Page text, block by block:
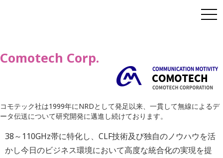
Comotech Corp.
コモテック社は1999年にNRDとして発足以来、一貫して無線によるデ
ータ伝送について研究開発に邁進し続けております。
38～110GHz帯に特化し、CLF技術及び独自のノウハウを活
かし今日のビジネス環境において高度な統合化の実現を提